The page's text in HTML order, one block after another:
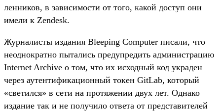
ленни­ков, в зависи­мос­ти от того, какой дос­туп они
име­ли к Zendesk.
Жур­налис­ты изда­ния Bleeping Computer писали, что
неод­нократ­но пытались пре­дуп­редить адми­нис­тра­цию
Internet Archive о том, что их исходный код укра­ден
через аутен­тифика­цион­ный токен GitLab, который
«све­тил­ся» в сети на про­тяже­нии двух лет. Одна­ко
изда­ние так и не получи­ло отве­та от пред­ста­вите­лей